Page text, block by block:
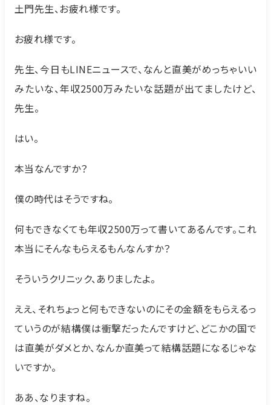
土門先生、お疲れ様です。
お疲れ様です。
先生、今日もLINEニュースで、なんと直美がめっちゃいい
みたいな、年収2500万みたいな話題が出てましたけど、
先生。
はい。
本当なんですか？
僕の時代はそうですね。
何もできなくても年収2500万って書いてあるんです。これ
本当にそんなもらえるもんなんすか？
そういうクリニック、ありましたよ。
ええ、それちょっと何もできないのにその金額をもらえるっ
ていうのが結構僕は衝撃だったんですけど、どこかの国で
は直美がダメとか、なんか直美って結構話題になるじゃな
いですか。
ああ、なりますね。